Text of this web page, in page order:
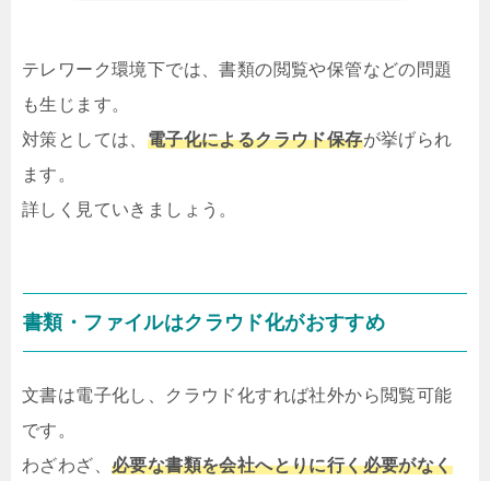
テレワーク環境下では、書類の閲覧や保管などの問題
も生じます。
対策としては、 電子化によるクラウド保存が挙げられ
ます。
詳しく見ていきましょう。
書類・ファイルはクラウド化がおすすめ
文書は電子化し、クラウド化すれば社外から閲覧可能
です。
わざわざ、 必要な書類を会社へとりに行く必要がなく